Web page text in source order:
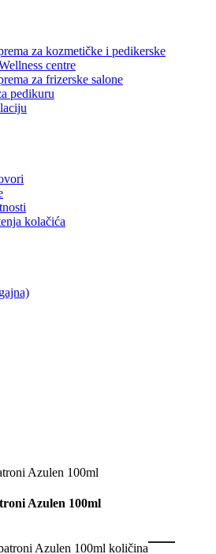
za kozmetičke i pedikerske
centre
za frizerske salone
pedikuru
kolačića
Azulen 100ml
Azulen 100ml količina